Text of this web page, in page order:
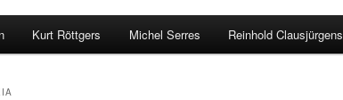
Kurt Röttgers Michel Serres Reinhold Clausjürgens